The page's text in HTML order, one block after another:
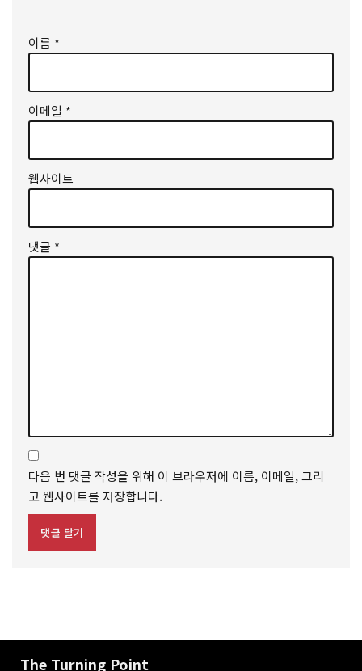
이름 *
이메일 *
웹사이트
댓글 *
다음 번 댓글 작성을 위해 이 브라우저에 이름, 이메일, 그리
고 웹사이트를 저장합니다.
The Turning Point